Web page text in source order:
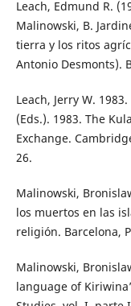
Leach, Edmund R.
Malinowski, B.
tierra y los ritos
Antonio Desmonts).
Leach, Jerry W.
(Eds.). 1983. The
Exchange.
26.
Malinowski,
los muertos en las
religión. Barcelona,
Malinowski,
language of